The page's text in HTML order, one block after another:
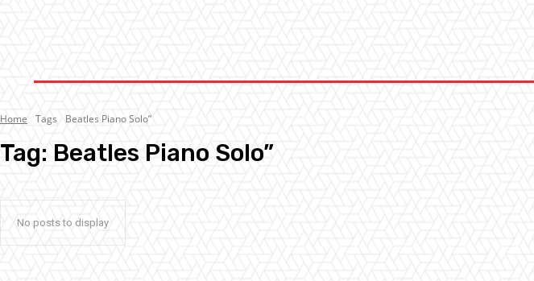
Home Tags Beatles Piano Solo”
Tag: Beatles Piano Solo”
No posts to display